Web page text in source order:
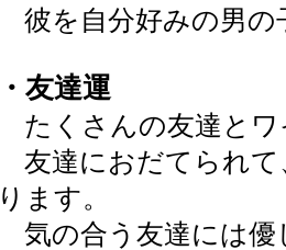
彼を自分好みの男の
・友達運
たくさんの友達とワ
友達におだてられて
ります。
気の合う友達には優